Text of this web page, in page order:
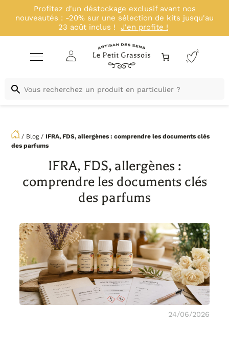
Profitez d'un déstockage exclusif avant nos
nouveautés : -20% sur une sélection de kits jusqu'au
23 août inclus !
J'en profite !
/ Blog/IFRA, FDS, allergènes : comprendre les documents clés
des parfums
IFRA, FDS, allergènes :
comprendre les documents clés
des parfums
24/06/2026